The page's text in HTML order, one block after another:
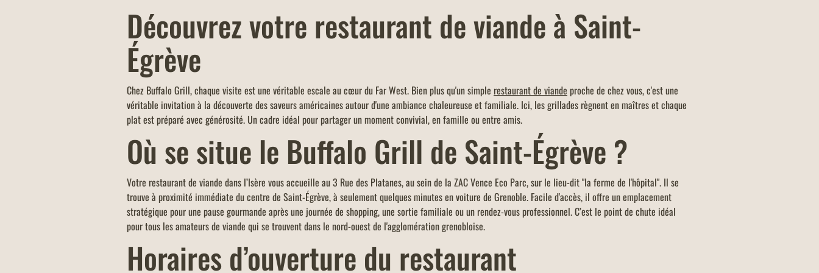
Découvrez votre restaurant de viande à Saint-
Égrève
Chez Buffalo Grill, chaque visite est une véritable escale au cœur du Far West. Bien plus qu'un simple restaurant de viande proche de chez vous, c'est une
véritable invitation à la découverte des saveurs américaines autour d'une ambiance chaleureuse et familiale. Ici, les grillades règnent en maîtres et chaque
plat est préparé avec générosité. Un cadre idéal pour partager un moment convivial, en famille ou entre amis.
Où se situe le Buffalo Grill de Saint-Égrève ?
Votre restaurant de viande dans l’Isère vous accueille au 3 Rue des Platanes, au sein de la ZAC Vence Eco Parc, sur le lieu-dit "la ferme de l'hôpital". Il se
trouve à proximité immédiate du centre de Saint-Égrève, à seulement quelques minutes en voiture de Grenoble. Facile d'accès, il offre un emplacement
stratégique pour une pause gourmande après une journée de shopping, une sortie familiale ou un rendez-vous professionnel. C’est le point de chute idéal
pour tous les amateurs de viande qui se trouvent dans le nord-ouest de l'agglomération grenobloise.
Horaires d’ouverture du restaurant